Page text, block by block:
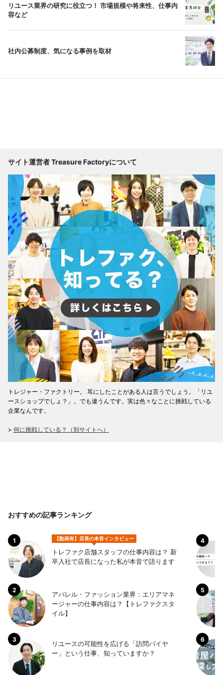
リユース業界の研究に役立つ！ 市場規模や将来性、仕事内
容など
社内公募制度、気になる事例を取材
サイト運営者 Treasure Factoryについて
トレジャー・ファクトリー。 耳にしたことがある人は言うでしょう。「リユ
ースショップでしょ？」。でも違うんです。実は色々なことに挑戦している
企業なんです。
> 何に挑戦している？（別サイトへ）
おすすめの記事ランキング
【動画有】店長の本音インタビュー
トレファク店舗スタッフの仕事内容は？ 新
卒入社で店長になった私が本音で語ります
アパレル・ファッション業界：エリアマネ
ージャーの仕事内容は？【トレファクスタ
イル】
リユースの可能性を広げる「訪問バイヤ
ー」という仕事、知っていますか？